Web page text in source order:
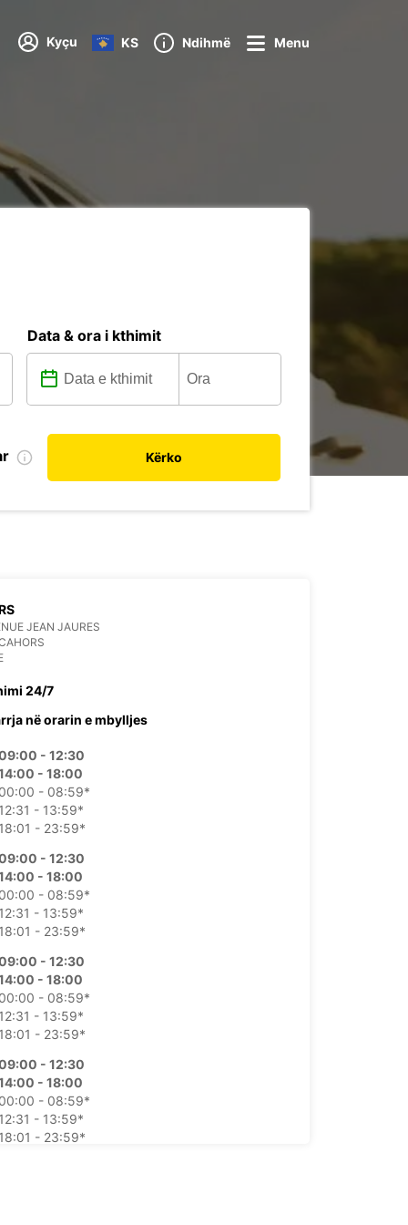
Kyçu KS Ndihmë Menu
Data & ora i kthimit
Kërko
JEAN JAURES
24/7
në orarin e mbylljes
- 12:30
- 18:00
00:00 - 08:59*
12:31 - 13:59*
18:01 - 23:59*
- 12:30
- 18:00
00:00 - 08:59*
12:31 - 13:59*
18:01 - 23:59*
- 12:30
- 18:00
00:00 - 08:59*
12:31 - 13:59*
18:01 - 23:59*
- 12:30
- 18:00
00:00 - 08:59*
12:31 - 13:59*
18:01 - 23:59*